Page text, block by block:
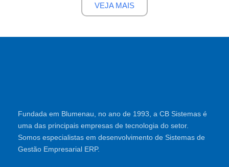
VEJA MAIS
Fundada em Blumenau, no ano de 1993, a CB Sistemas é
uma das principais empresas de tecnologia do setor.
Somos especialistas em desenvolvimento de Sistemas de
Gestão Empresarial ERP.